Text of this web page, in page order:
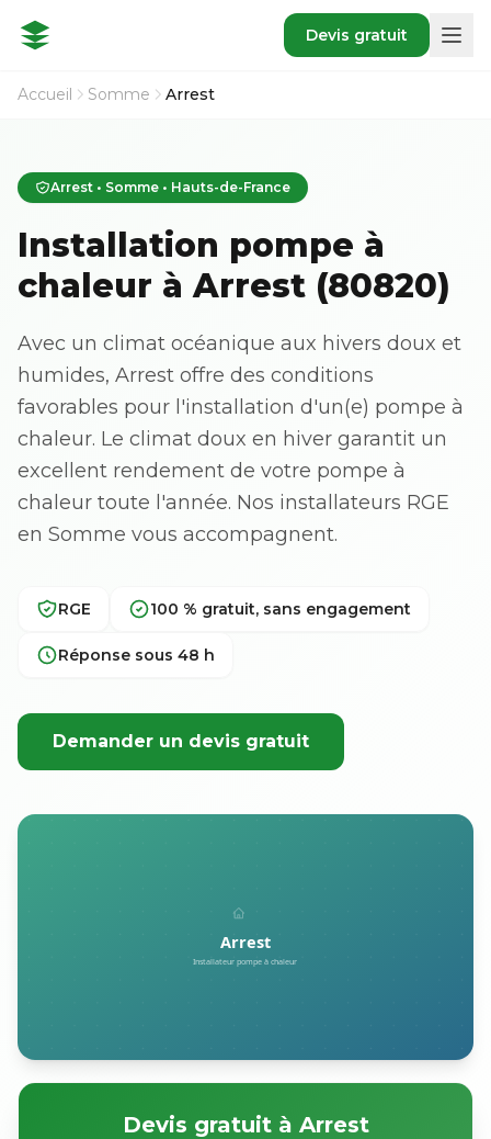
Devis gratuit
Accueil Somme Arrest
Arrest • Somme • Hauts-de-France
Installation pompe à
chaleur à Arrest (80820)
Avec un climat océanique aux hivers doux et
humides, Arrest offre des conditions
favorables pour l'installation d'un(e) pompe à
chaleur. Le climat doux en hiver garantit un
excellent rendement de votre pompe à
chaleur toute l'année. Nos installateurs RGE
en Somme vous accompagnent.
RGE 100 % gratuit, sans engagement
Réponse sous 48 h
Demander un devis gratuit
Devis gratuit à Arrest